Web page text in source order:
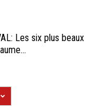
Les six plus beaux